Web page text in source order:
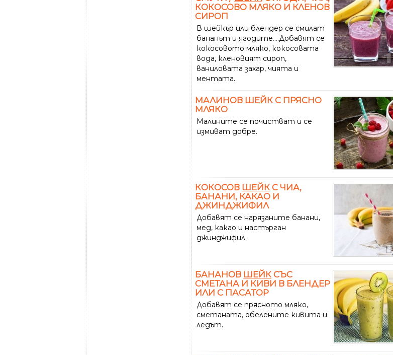
КОКОСОВО МЛЯКО И КЛЕНОВ
СИРОП
В шейкър или блендер се смилат
бананът и ягодите....Добавят се
кокосовото мляко, кокосовата
вода, кленовият сироп,
ваниловата захар, чията и
ментата.
МАЛИНОВ ШЕЙК С ПРЯСНО
МЛЯКО
Малините се почистват и се
измиват добре.
КОКОСОВ ШЕЙК С ЧИА,
БАНАНИ, КАКАО И
ДЖИНДЖИФИЛ
Добавят се нарязаните банани,
мед, какао и настърган
джинджифил.
БАНАНОВ ШЕЙК СЪС
СМЕТАНА И КИВИ В БЛЕНДЕР
ИЛИ С ПАСАТОР
Добавят се прясното мляко,
сметаната, обелените кивита и
ледът.